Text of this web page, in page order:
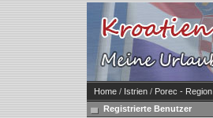
Home / Istrien / Porec - Region
Registrierte Benutzer